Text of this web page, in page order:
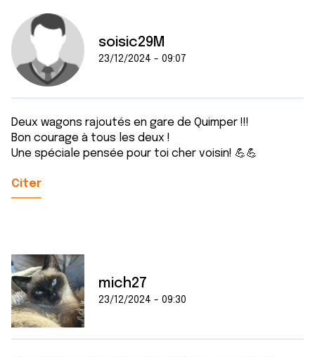
soisic29M
23/12/2024 - 09:07
Deux wagons rajoutés en gare de Quimper !!!
Bon courage à tous les deux !
Une spéciale pensée pour toi cher voisin! 💪💪
Citer
mich27
23/12/2024 - 09:30